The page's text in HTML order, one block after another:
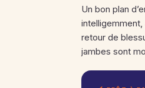
Un bon plan
retour de
jambes sont